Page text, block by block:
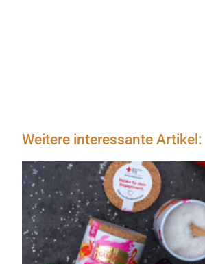
Weitere interessante Artikel: